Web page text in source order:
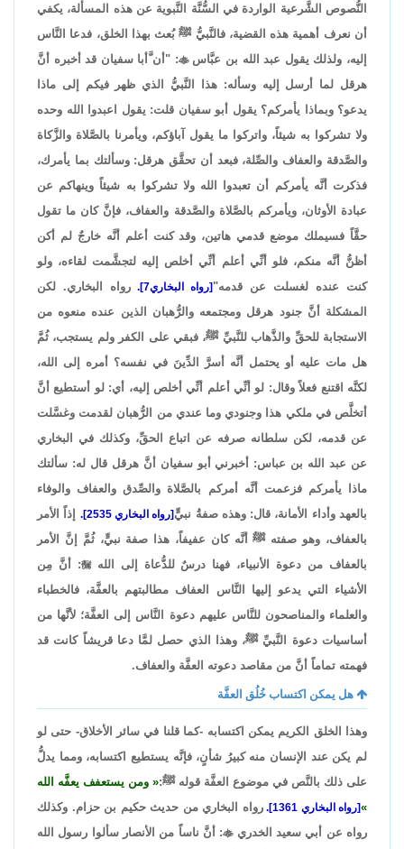
النُّصوص الشَّرعية الواردة في السُّنَّة النَّبوية عن هذه المسألة، يكفي
أن نعرف أهمية هذه القضية، فالنَّبيُّ ﷺ بُعث بهذا الخلق، فدعا النَّاس
إليه، ولذلك يقول عبد الله بن عبَّاس: "أن َّأبا سفيان قد أخبره أنَّ
هرقل لما أرسل إليه وسأله: هذا النَّبيُّ الذي ظهر فيكم إلى ماذا
يدعو؟ وبماذا يأمركم؟ يقول أبو سفيان قلت: يقول اعبدوا الله وحده
ولا تشركوا به شيئاً، واتركوا ما يقول آباؤكم، ويأمرنا بالصَّلاة والزَّكاة
والصَّدقة والعفاف والصِّلة، فبعد أن تحقَّق هرقل: وسألتك بما يأمرك،
فذكرت أنَّه يأمركم أن تعبدوا الله ولا تشركوا به شيئاً وينهاكم عن
عبادة الأوثان، ويأمركم بالصَّلاة والصَّدقة والعفاف، فإنَّ كان ما تقول
حقَّاً فسيملك موضع قدمي هاتين، وقد كنت أعلم أنَّه خارجٌ لم أكن
أظنُّ أنَّه منكم، فلو أنِّي أعلم أنِّي أخلص إليه لتجشَّمت لقاءه، ولو
كنت عنده لغسلت عن قدمه"[رواه البخاري7].
رواه البخاري. لكن
المشكلة أنَّ جنود هرقل ومجتمعه والرُّهبان الذين عنده منعوه من
الاستجابة للحقِّ والذَّهاب للنَّبيِّ ﷺ، فبقي على الكفر ولم يستجب، ثُمَّ
هل مات عليه أو يحتمل أنَّه أسرَّ الدِّينَ في نفسه؟ أمره إلى الله،
لكنَّه اقتنع فعلاً وقال: لو أنِّي أعلم أنِّي أخلص إليه، أي: لو أستطيع أنَّ
أتخلَّص في ملكي هذا وجنودي وما عندي من الرُّهبان لقدمت وغسَّلت
عن قدمه، لكن سلطانه صرفه عن اتباع الحقِّ، وكذلك في البخاري
عن عبد الله بن عباس: أخبرني أبو سفيان أنَّ هرقل قال له: سألتك
ماذا يأمركم فزعمت أنَّه أمركم بالصَّلاة والصِّدق والعفاف والوفاء
بالعهد وأداء الأمانة، قال: وهذه صفةُ نبيٍّ[رواه البخاري 2535].
إذاً الأمر
بالعفاف، وهو صفته ﷺ أنَّه كان عفيفاً، هذا صفة نبيٍّ، ثُمَّ إنَّ الأمر
بالعفاف من دعوة الأنبياء، فهنا درسٌ للدُّعاة إلى الله: أنَّ مِن
الأشياء التي يدعو إليها النَّاس العفاف مطالبتهم بالعفَّة، فالخطباء
والعلماء والمناصحون للنَّاس عليهم دعوة النَّاس إلى العفَّة؛ لأنَّها من
أساسيات دعوة النَّبيِّ ﷺ، وهذا الذي حصل لمَّا دعا قريشاً كانت قد
فهمته تماماً أنَّ من مقاصد دعوته العفَّة والعفاف.
هل يمكن اكتساب خُلُق العفَّة
وهذا الخلق الكريم يمكن اكتسابه -كما قلنا في سائر الأخلاق- حتى لو
لم يكن عند الإنسان منه كبيرُ شأنٍ، فإنَّه يستطيع اكتسابه، ومما يدلُّ
على ذلك بالنَّص في موضوع العفَّة قوله ﷺ:
ومن يستعفف يعفَّه الله
[رواه البخاري 1361].
رواه البخاري من حديث حكيم بن حزام. وكذلك
رواه عن أبي سعيد الخدري: أنَّ ناساً من الأنصار سألوا رسول الله